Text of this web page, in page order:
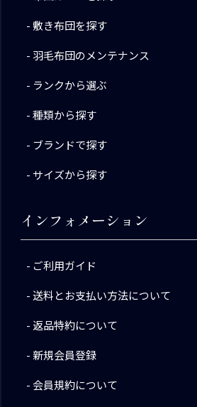
敷き布団を探す
羽毛布団のメンテナンス
ランクから選ぶ
種類から探す
ブランドで探す
サイズから探す
インフォメーション
ご利用ガイド
送料とお支払い方法について
返品特約について
新規会員登録
会員規約について